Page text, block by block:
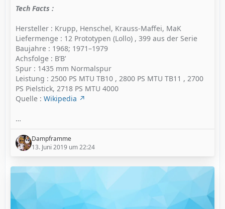
Tech Facts :
Hersteller : Krupp, Henschel, Krauss-Maffei, MaK
Liefermenge : 12 Prototypen (Lollo) , 399 aus der Serie
Baujahre : 1968; 1971–1979
Achsfolge : B’B’
Spur : 1435 mm Normalspur
Leistung : 2500 PS MTU TB10 , 2800 PS MTU TB11 , 2700
PS Pielstick, 2718 PS MTU 4000
Quelle : Wikipedia
…
Dampframme
13. Juni 2019 um 22:24